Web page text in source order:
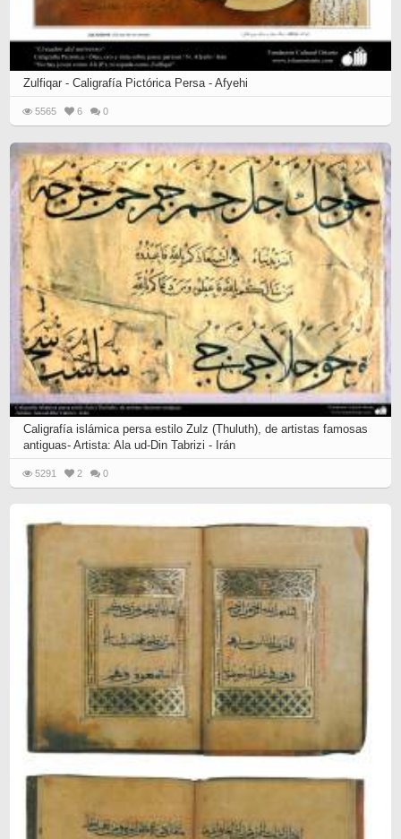
Zulfiqar - Caligrafía Pictórica Persa - Afyehi
5565 6 0
Caligrafía islámica persa estilo Zulz (Thuluth), de artistas famosas
antiguas- Artista: Ala ud-Din Tabrizi - Irán
5291 2 0